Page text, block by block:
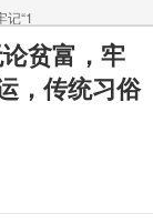
9-2
明
2021-9-7
服系统开通，欢迎
生肖化太岁开始预
“1
贫富，牢
，传统习俗